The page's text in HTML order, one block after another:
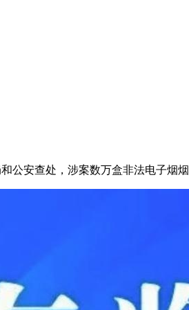
公安查处，涉案数万盒非法电子烟